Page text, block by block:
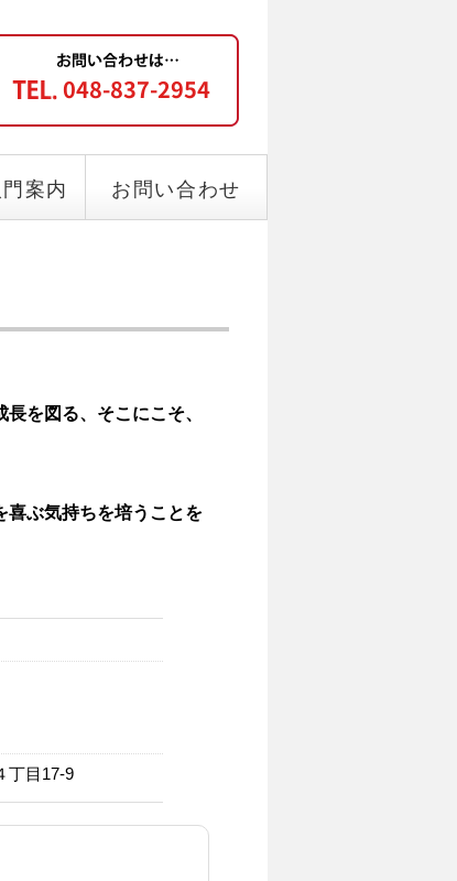
案内 お問い合わせ
を図る、そこにこそ、
喜ぶ気持ちを培うことを
丁目17-9